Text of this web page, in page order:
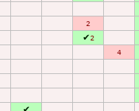
2
✔2
4